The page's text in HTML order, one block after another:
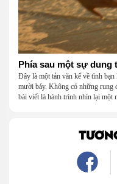
Phía sau một sự dung
Đây là một tản văn kể về tình
mười bảy. Không có những rung
bài viết là hành trình nhìn lại một
là một mối tình, mà là một người